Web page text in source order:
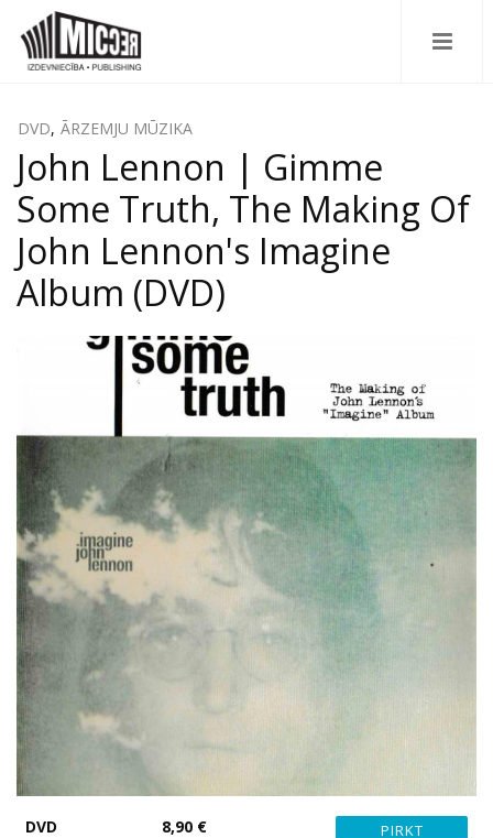
DVD, ĀRZEMJU MŪZIKA
John Lennon ‎| Gimme
Some Truth, The Making Of
John Lennon's Imagine
Album (DVD)
DVD 8,90 €